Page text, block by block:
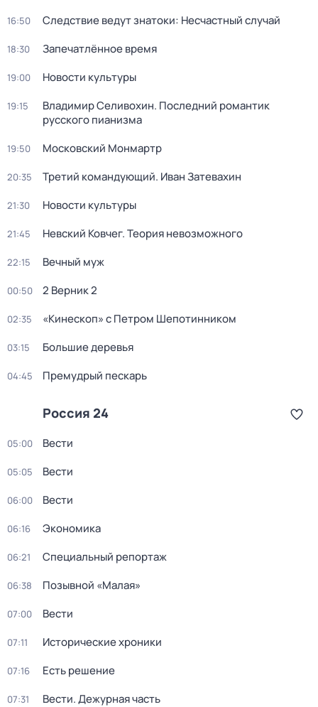
16:50 Следствие ведут знатоки: Несчастный случай
18:30 Запечатлённое время
19:00 Новости культуры
19:15
Владимир Селивохин. Последний романтик
русского пианизма
19:50 Московский Монмартр
20:35 Третий командующий. Иван Затевахин
21:30 Новости культуры
21:45 Невский Ковчег. Теория невозможного
22:15 Вечный муж
00:50 2 Верник 2
02:35 «Кинескоп» с Петром Шепотинником
03:15 Большие деревья
04:45 Премудрый пескарь
Россия 24
05:00 Вести
05:05 Вести
06:00 Вести
06:16 Экономика
06:21 Специальный репортаж
06:38 Позывной «Малая»
07:00 Вести
07:11 Исторические хроники
07:16 Есть решение
07:31 Вести. Дежурная часть